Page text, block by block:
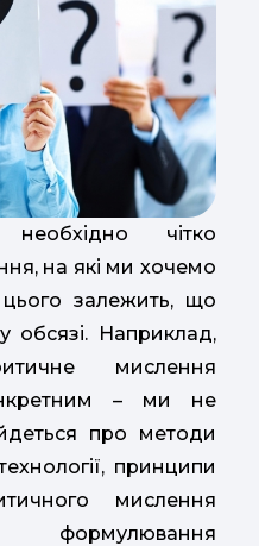
чітко
на які ми хочемо
цього залежить, що
обсязі. Наприклад,
мислення
– ми не
про методи
принципи
мислення
формулювання